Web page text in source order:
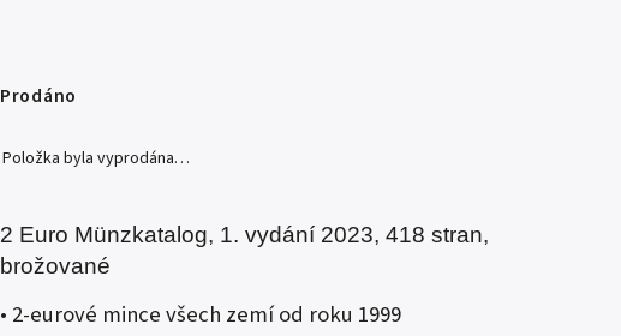
Prodáno
Položka byla vyprodána…
2 Euro Münzkatalog, 1. vydání 2023, 418 stran,
brožované
• 2-eurové mince všech zemí od roku 1999